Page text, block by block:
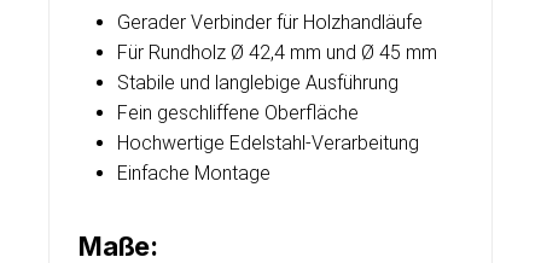
Gerader Verbinder für Holzhandläufe
Für Rundholz Ø 42,4 mm und Ø 45 mm
Stabile und langlebige Ausführung
Fein geschliffene Oberfläche
Hochwertige Edelstahl-Verarbeitung
Einfache Montage
Maße: